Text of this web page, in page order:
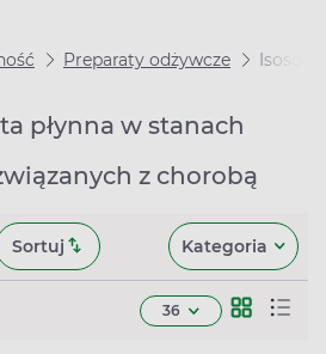
Preparaty odżywcze
płynna w stanach
z chorobą
Sortuj Kategoria
36